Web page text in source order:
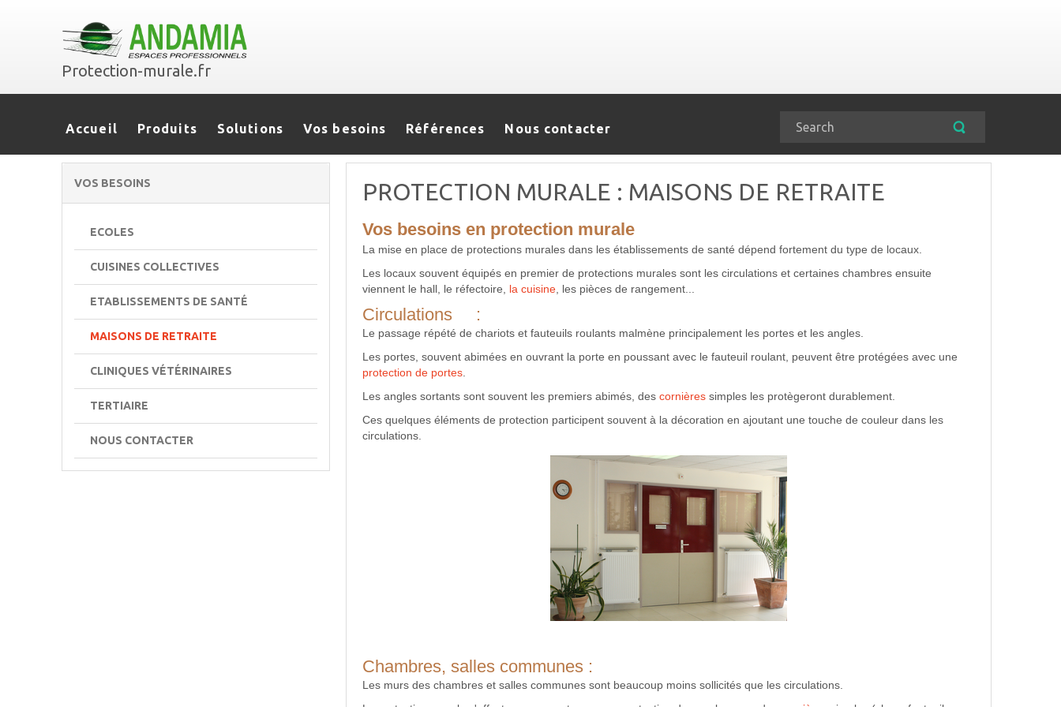
Protection-murale.fr
Accueil Produits Solutions Vos besoins Références Nous contacter
VOS BESOINS
ECOLES
CUISINES COLLECTIVES
ETABLISSEMENTS DE SANTÉ
MAISONS DE RETRAITE
CLINIQUES VÉTÉRINAIRES
TERTIAIRE
NOUS CONTACTER
PROTECTION MURALE : MAISONS DE RETRAITE
Vos besoins en protection murale
La mise en place de protections murales dans les établissements de santé dépend fortement du type de locaux.
Les locaux souvent équipés en premier de protections murales sont les circulations et certaines chambres ensuite
viennent le hall, le réfectoire, la cuisine , les pièces de rangement...
Circulations :
Le passage répété de chariots et fauteuils roulants malmène principalement les portes et les angles.
Les portes, souvent abimées en ouvrant la porte en poussant avec le fauteuil roulant, peuvent être protégées avec une
protection de portes
Les angles sortants sont souvent les premiers abimés, des cornières simples les protègeront durablement.
Ces quelques éléments de protection participent souvent à la décoration en ajoutant une touche de couleur dans les
circulations.
Chambres, salles communes :
Les murs des chambres et salles communes sont beaucoup moins sollicités que les circulations.